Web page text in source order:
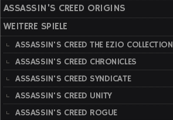
ASSASSIN'S CREED ORIGINS
WEITERE SPIELE
ASSASSIN'S CREED THE EZIO COLLECTION
ASSASSIN'S CREED CHRONICLES
ASSASSIN'S CREED SYNDICATE
ASSASSIN'S CREED UNITY
ASSASSIN'S CREED ROGUE